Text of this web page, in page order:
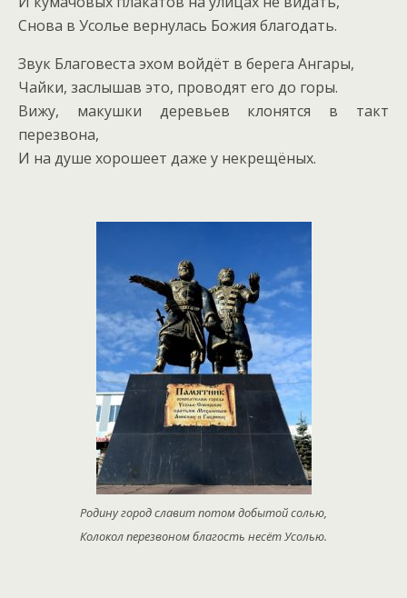
Снова в Усолье вернулась Божия благодать.
Звук Благовеста эхом войдёт в берега Ангары,
Чайки, заслышав это, проводят его до горы.
Вижу, макушки деревьев клонятся в такт
перезвона,
И на душе хорошеет даже у некрещёных.
Родину город славит потом добытой солью,
Колокол перезвоном благость несёт Усолью.